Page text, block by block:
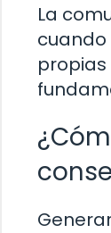
La